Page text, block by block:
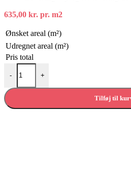
635,00 kr. pr. m2
Ønsket areal (m²)
Udregnet areal (m²)
Pris total
-
Ege plank natur børstet hvid matlak,
+
Tilføj til